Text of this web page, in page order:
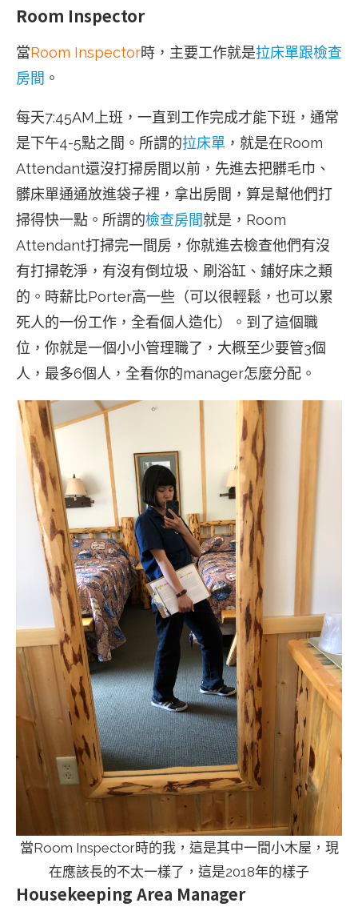
Room Inspector
當Room Inspector時，主要工作就是拉床單跟檢查
房間 。
每天7:45AM上班，一直到工作完成才能下班，通常
是下午4-5點之間。所謂的拉床單 ，就是在Room
Attendant還沒打掃房間以前，先進去把髒毛巾、
髒床單通通放進袋子裡，拿出房間，算是幫他們打
掃得快一點。所謂的檢查房間就是，Room
Attendant打掃完一間房，你就進去檢查他們有沒
有打掃乾淨，有沒有倒垃圾、刷浴缸、鋪好床之類
的。時薪比Porter高一些（可以很輕鬆，也可以累
死人的一份工作，全看個人造化）。到了這個職
位，你就是一個小小管理職了，大概至少要管3個
人，最多6個人，全看你的manager怎麼分配。
當Room Inspector時的我，這是其中一間小木屋，現
在應該長的不太一樣了，這是2018年的樣子
Housekeeping Area Manager